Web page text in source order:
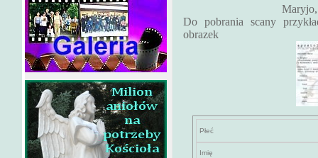
Do pobrania scany
obrazek
Płeć
Imię